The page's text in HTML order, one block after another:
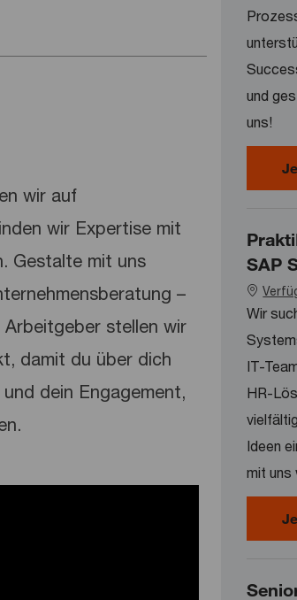
wir auf
wir Expertise mit
Gestalte mit uns
–
stellen wir
damit du über dich
dein Engagement,
und
uns!
SAP
Wir
IT-
HR-
Ideen
mit uns